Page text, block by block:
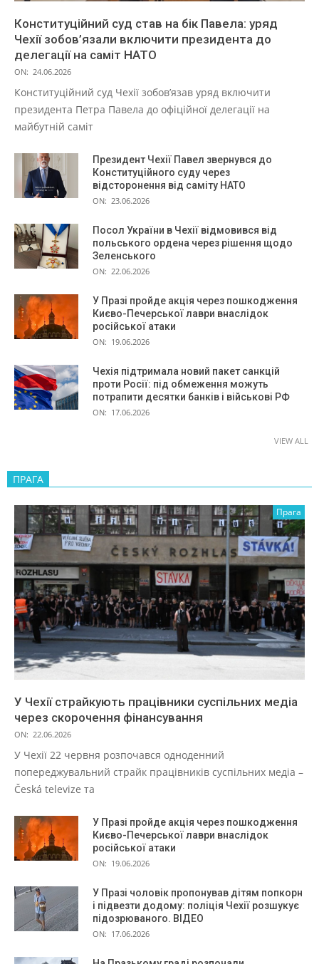
Конституційний суд став на бік Павела: уряд
Чехії зобов’язали включити президента до
делегації на саміт НАТО
ON: 24.06.2026
Конституційний суд Чехії зобов’язав уряд включити
президента Петра Павела до офіційної делегації на
майбутній саміт
Президент Чехії Павел звернувся до
Конституційного суду через
відсторонення від саміту НАТО
ON: 23.06.2026
Посол України в Чехії відмовився від
польського ордена через рішення щодо
Зеленського
ON: 22.06.2026
У Празі пройде акція через пошкодження
Києво-Печерської лаври внаслідок
російської атаки
ON: 19.06.2026
Чехія підтримала новий пакет санкцій
проти Росії: під обмеження можуть
потрапити десятки банків і військові РФ
ON: 17.06.2026
VIEW ALL
ПРАГА
Прага
У Чехії страйкують працівники суспільних медіа
через скорочення фінансування
ON: 22.06.2026
У Чехії 22 червня розпочався одноденний
попереджувальний страйк працівників суспільних медіа –
Česká televize та
У Празі пройде акція через пошкодження
Києво-Печерської лаври внаслідок
російської атаки
ON: 19.06.2026
У Празі чоловік пропонував дітям попкорн
і підвезти додому: поліція Чехії розшукує
підозрюваного. ВІДЕО
ON: 17.06.2026